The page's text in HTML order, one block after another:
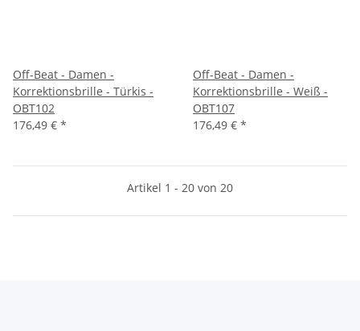
Off-Beat - Damen -
Korrektionsbrille - Türkis -
OBT102
176,49 € *
Off-Beat - Damen -
Korrektionsbrille - Weiß -
OBT107
176,49 € *
Artikel 1 - 20 von 20